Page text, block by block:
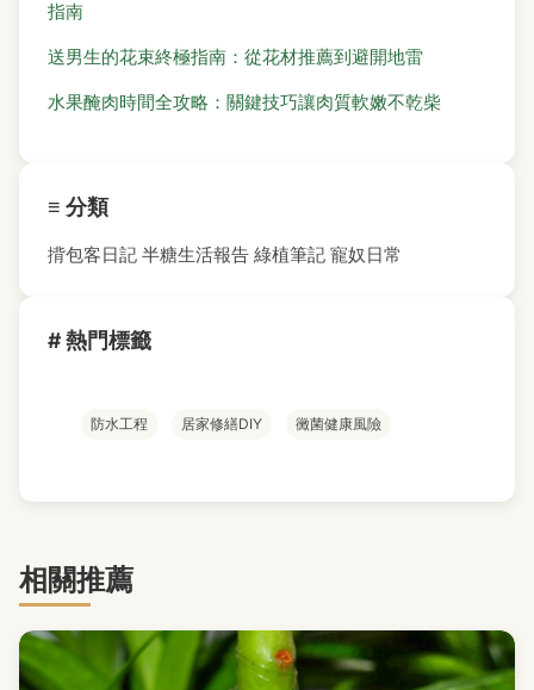
指南
送男生的花束終極指南：從花材推薦到避開地雷
水果醃肉時間全攻略：關鍵技巧讓肉質軟嫩不乾柴
≡ 分類
揹包客日記 半糖生活報告 綠植筆記 寵奴日常
# 熱門標籤
防水工程 居家修繕DIY 黴菌健康風險
相關推薦